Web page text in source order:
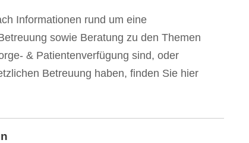
Informationen rund um eine
sowie Beratung zu den Themen
& Patientenverfügung sind, oder
Betreuung haben, finden Sie hier